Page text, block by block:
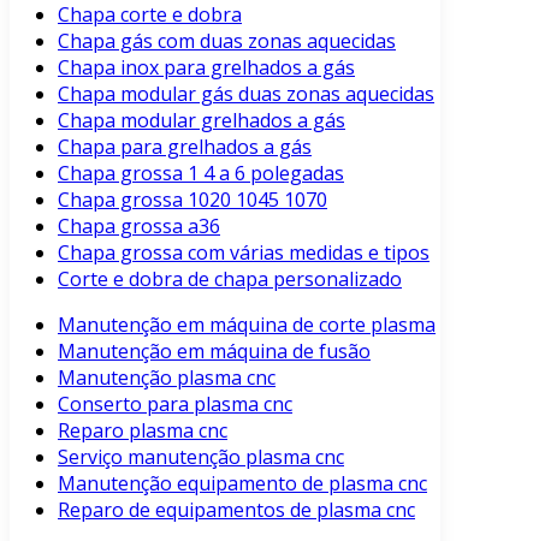
Chapa corte e dobra
Chapa gás com duas zonas aquecidas
Chapa inox para grelhados a gás
Chapa modular gás duas zonas aquecidas
Chapa modular grelhados a gás
Chapa para grelhados a gás
Chapa grossa 1 4 a 6 polegadas
Chapa grossa 1020 1045 1070
Chapa grossa a36
Chapa grossa com várias medidas e tipos
Corte e dobra de chapa personalizado
Manutenção em máquina de corte plasma
Manutenção em máquina de fusão
Manutenção plasma cnc
Conserto para plasma cnc
Reparo plasma cnc
Serviço manutenção plasma cnc
Manutenção equipamento de plasma cnc
Reparo de equipamentos de plasma cnc